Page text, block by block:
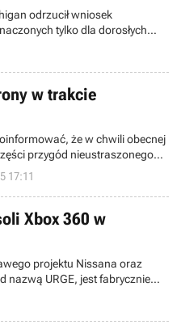
odrzucił wniosek
tylko dla dorosłych
decyzję jego niezgodnością
efekt osiągnięto w
a kilka dni temu z porażką
Arnold Schwarzenegger.
w trakcie
że w chwili obecnej
przygód nieustraszonego
17:11
Xbox 360 w
projektu Nissana oraz
jest fabrycznie
została zintegrowana z
spełnia w nim rolę typowo
zaprezentowane szerszej